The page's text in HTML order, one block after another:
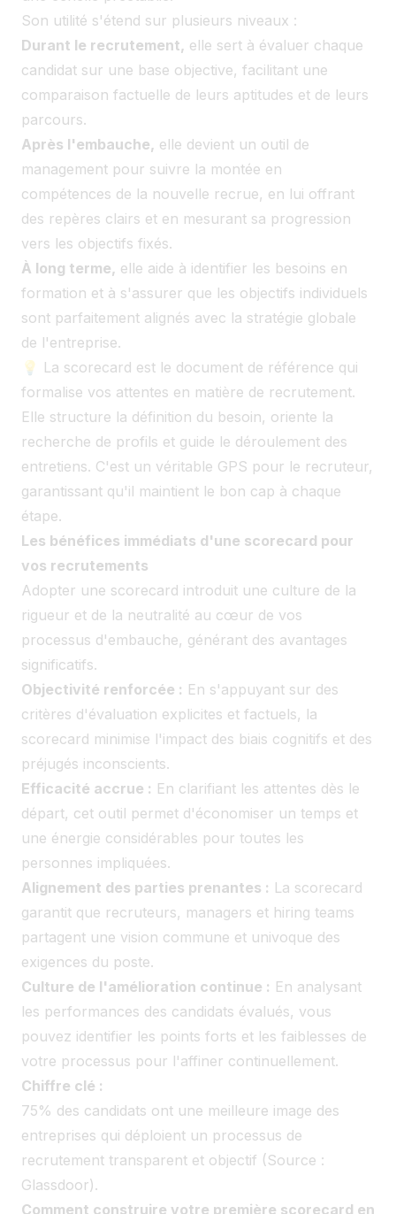
Son utilité s'étend sur plusieurs niveaux :
Durant le recrutement, elle sert à évaluer chaque
candidat sur une base objective, facilitant une
comparaison factuelle de leurs aptitudes et de leurs
parcours.
Après l'embauche, elle devient un outil de
management pour suivre la montée en
compétences de la nouvelle recrue, en lui offrant
des repères clairs et en mesurant sa progression
vers les objectifs fixés.
À long terme, elle aide à identifier les besoins en
formation et à s'assurer que les objectifs individuels
sont parfaitement alignés avec la stratégie globale
de l'entreprise.
💡 La scorecard est le document de référence qui
formalise vos attentes en matière de recrutement.
Elle structure la définition du besoin, oriente la
recherche de profils et guide le déroulement des
entretiens. C'est un véritable GPS pour le recruteur,
garantissant qu'il maintient le bon cap à chaque
étape.
Les bénéfices immédiats d'une scorecard pour
vos recrutements
Adopter une scorecard introduit une culture de la
rigueur et de la neutralité au cœur de vos
processus d'embauche, générant des avantages
significatifs.
Objectivité renforcée : En s'appuyant sur des
critères d'évaluation explicites et factuels, la
scorecard minimise l'impact des biais cognitifs et des
préjugés inconscients.
Efficacité accrue : En clarifiant les attentes dès le
départ, cet outil permet d'économiser un temps et
une énergie considérables pour toutes les
personnes impliquées.
Alignement des parties prenantes : La scorecard
garantit que recruteurs, managers et hiring teams
partagent une vision commune et univoque des
exigences du poste.
Culture de l'amélioration continue : En analysant
les performances des candidats évalués, vous
pouvez identifier les points forts et les faiblesses de
votre processus pour l'affiner continuellement.
Chiffre clé :
75% des candidats ont une meilleure image des
entreprises qui déploient un processus de
recrutement transparent et objectif (Source :
Glassdoor).
Comment construire votre première scorecard en